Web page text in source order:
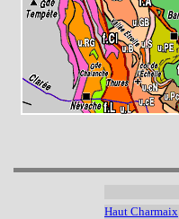
Haut Charmaix